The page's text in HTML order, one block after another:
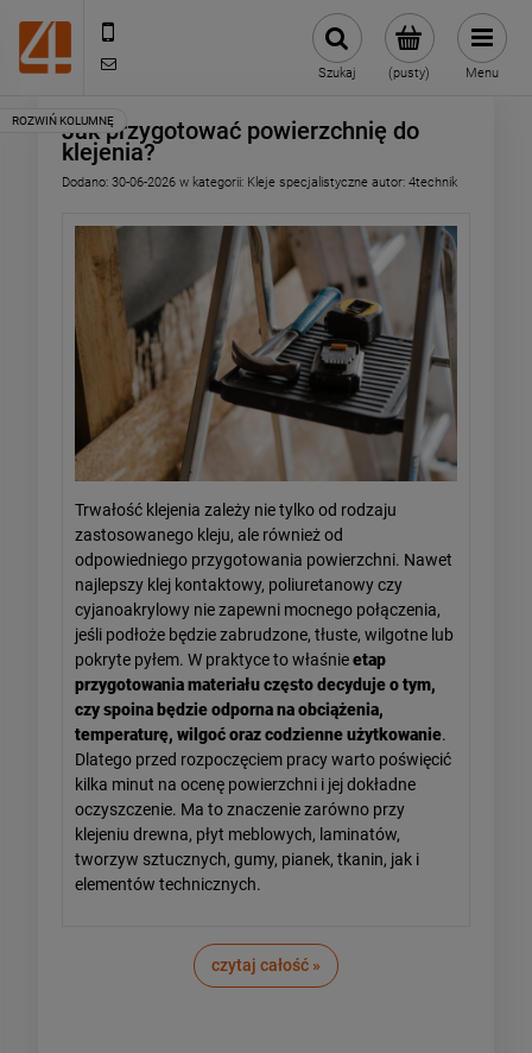
(pusty)
Szukaj Menu
Jak przygotować powierzchnię do
klejenia?
Dodano: 30-06-2026 w kategorii: Kleje specjalistyczne autor: 4technik
Trwałość klejenia zależy nie tylko od rodzaju
zastosowanego kleju, ale również od
odpowiedniego przygotowania powierzchni. Nawet
najlepszy klej kontaktowy, poliuretanowy czy
cyjanoakrylowy nie zapewni mocnego połączenia,
jeśli podłoże będzie zabrudzone, tłuste, wilgotne lub
pokryte pyłem. W praktyce to właśnieetap
przygotowania materiału często decyduje o tym,
czy spoina będzie odporna na obciążenia,
temperaturę, wilgoć oraz codzienne użytkowanie.
Dlatego przed rozpoczęciem pracy warto poświęcić
kilka minut na ocenę powierzchni i jej dokładne
oczyszczenie. Ma to znaczenie zarówno przy
klejeniu drewna, płyt meblowych, laminatów,
tworzyw sztucznych, gumy, pianek, tkanin, jak i
elementów technicznych.
czytaj całość »